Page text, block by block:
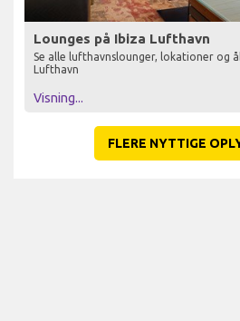
Lounges på Ibiza Lufthavn
Se alle lufthavnslounger, lokationer og
Lufthavn
Visning...
FLERE NYTTIGE